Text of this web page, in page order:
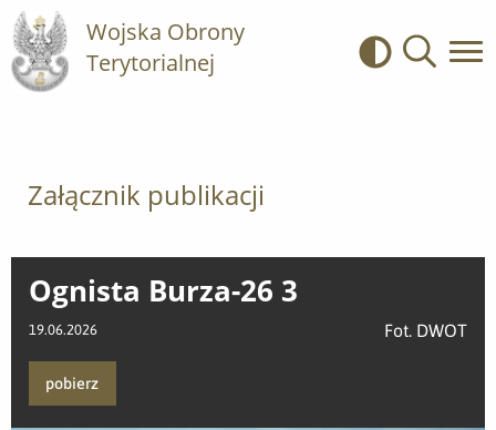
Wojska Obrony
Terytorialnej
Kontrast
Załącznik publikacji
Ognista Burza-26 3
19.06.2026 Fot. DWOT
pobierz